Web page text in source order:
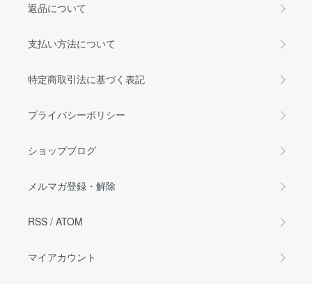
返品について
支払い方法について
特定商取引法に基づく表記
プライバシーポリシー
ショップブログ
メルマガ登録・解除
RSS / ATOM
マイアカウント